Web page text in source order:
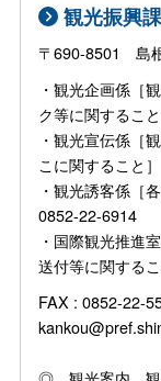
観光振興課
〒690-8501 島
・観光企画係［
ク等に関するこ
・観光宣伝係［
こに関するこ
・観光誘客係
0852-22-6914
・国際観光推進
送付等に関する
FAX : 0852-22-